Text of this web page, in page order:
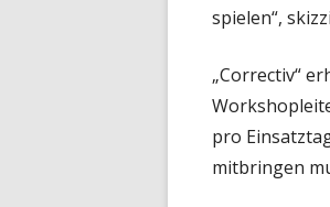
spielen“,
„Correctiv“
pro
mitbringen